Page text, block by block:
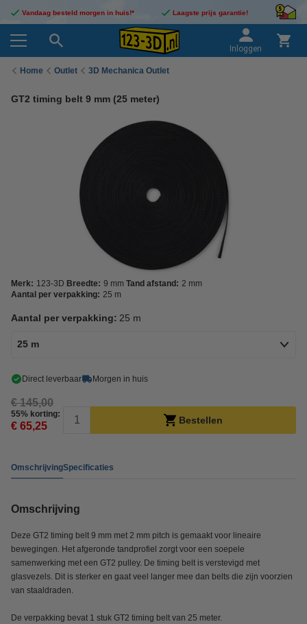
Vandaag besteld morgen in huis!* Laagste prijs garantie!
Inloggen
Home Outlet 3D Mechanica Outlet
GT2 timing belt 9 mm (25 meter)
Merk: 123-3D Breedte: 9 mm Tand afstand: 2 mm
Aantal per verpakking: 25 m
Aantal per verpakking: 25 m
25 m
Direct leverbaar Morgen in huis
€ 145,00
55% korting:
€ 65,25 Bestellen
OmschrijvingSpecificaties
Omschrijving
Deze GT2 timing belt 9 mm met 2 mm pitch is gemaakt voor lineaire
bewegingen. Het afgeronde tandprofiel zorgt voor een soepele
samenwerking met een GT2 pulley. De timing belt is verstevigd met
glasvezels. Dit is sterker en gaat veel langer mee dan belts die zijn voorzien
van staaldraden.
De verpakking bevat 1 stuk GT2 timing belt van 25 meter.